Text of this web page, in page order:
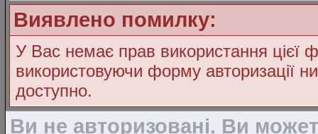
Виявлено помилку:
У Вас немає прав використання цієї
використовуючи форму авторизації
доступно.
Ви не авторизовані. Ви